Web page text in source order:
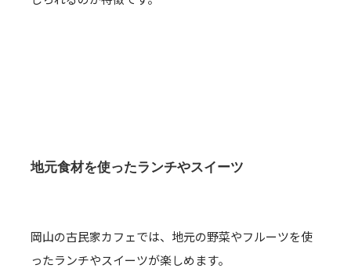
地元食材を使ったランチやスイーツ
岡山の古民家カフェでは、地元の野菜やフルーツを使
ったランチやスイーツが楽しめます。